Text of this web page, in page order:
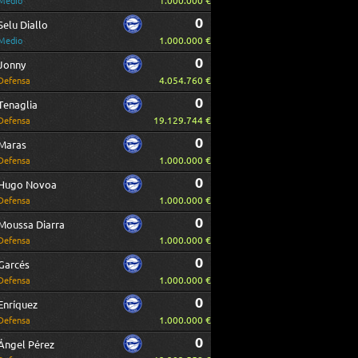
Diallo 0
1.000.000 €
0
4.054.760 €
0
19.129.744 €
0
1.000.000 €
Novoa 0
1.000.000 €
Diarra 0
1.000.000 €
0
1.000.000 €
0
1.000.000 €
Pérez 0